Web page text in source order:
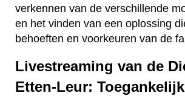
verkennen van de verschillende
en het vinden van een oplossing
behoeften en voorkeuren van de
Livestreaming van de
Etten-Leur: